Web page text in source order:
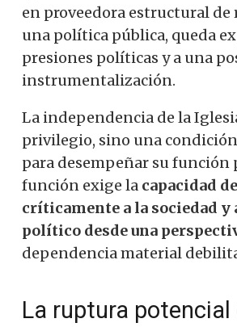
en proveedora estructural de
una política pública, queda
presiones políticas y a una
instrumentalización.
La independencia de la
privilegio, sino una
para desempeñar su función
función exige la capacidad
críticamente a la sociedad y
político desde una
dependencia material
La ruptura potencial